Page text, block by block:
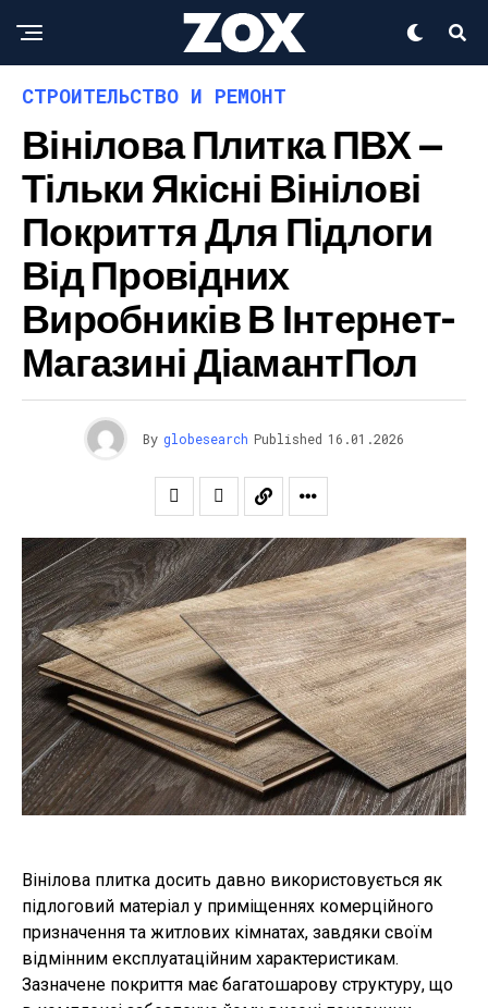
СТРОИТЕЛЬСТВО И РЕМОНТ
Вінілова Плитка ПВХ —
Тільки Якісні Вінілові
Покриття Для Підлоги
Від Провідних
Виробників В Інтернет-
Магазині ДіамантПол
By globesearch Published 16.01.2026
Вінілова плитка досить давно використовується як
підлоговий матеріал у приміщеннях комерційного
призначення та житлових кімнатах, завдяки своїм
відмінним експлуатаційним характеристикам.
Зазначене покриття має багатошарову структуру, що